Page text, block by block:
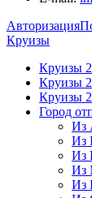
Авторизация
Круизы
Круизы
Круизы
Круизы
Город
Из
Из
Из
Из
Из